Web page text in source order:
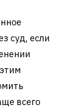
суд, если
всего